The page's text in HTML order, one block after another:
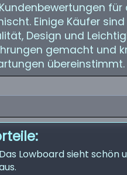
für
Einige Käufer
Design und
gemacht und
übereinstimmt.
Das Lowboard sieht schön